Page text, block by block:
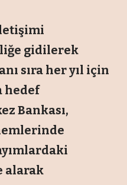
gidilerek
sıra her yıl için
hedef
Bankası,
alarak